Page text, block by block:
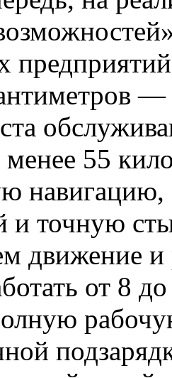
менее 55
и точную
движение
от 8